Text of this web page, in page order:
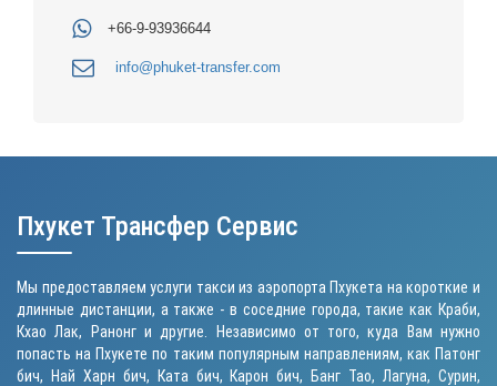
+66-9-93936644
info@phuket-transfer.com
Пхукет Трансфер Сервис
Мы предоставляем услуги такси из аэропорта Пхукета на короткие и
длинные дистанции, а также - в соседние города, такие как Краби,
Кхао Лак, Ранонг и другие. Независимо от того, куда Вам нужно
попасть на Пхукете по таким популярным направлениям, как Патонг
бич, Най Харн бич, Ката бич, Карон бич, Банг Тао, Лагуна, Сурин,